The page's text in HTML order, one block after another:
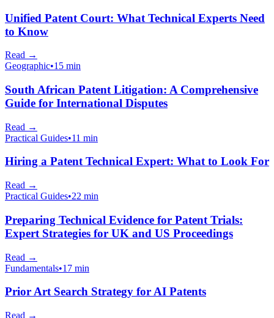
Unified Patent Court: What Technical Experts Need
to Know
Read →
Geographic•15 min
South African Patent Litigation: A Comprehensive
Guide for International Disputes
Read →
Practical Guides•11 min
Hiring a Patent Technical Expert: What to Look For
Read →
Practical Guides•22 min
Preparing Technical Evidence for Patent Trials:
Expert Strategies for UK and US Proceedings
Read →
Fundamentals•17 min
Prior Art Search Strategy for AI Patents
Read →